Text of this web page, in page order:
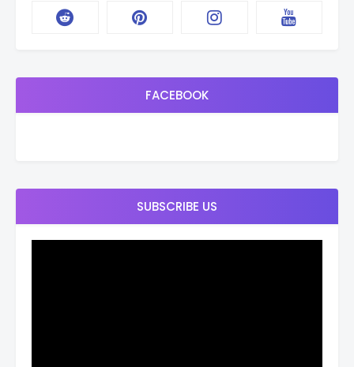
FACEBOOK
SUBSCRIBE US